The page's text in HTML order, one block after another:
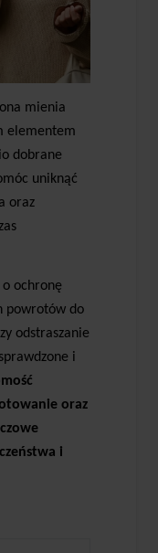
mienia
elementem
dobrane
uniknąć
oraz
o ochronę
powrotów do
odstraszanie
i
oraz
i